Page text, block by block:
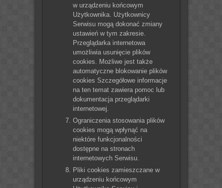
w urządzeniu końcowym
Użytkownika. Użytkownicy
Serwisu mogą dokonać zmiany
ustawień w tym zakresie.
Przeglądarka internetowa
umożliwia usunięcie plików
cookies. Możliwe jest także
automatyczne blokowanie plików
cookies Szczegółowe informacje
na ten temat zawiera pomoc lub
dokumentacja przeglądarki
internetowej.
Ograniczenia stosowania plików
cookies mogą wpłynąć na
niektóre funkcjonalności
dostępne na stronach
internetowych Serwisu.
Pliki cookies zamieszczane w
urządzeniu końcowym